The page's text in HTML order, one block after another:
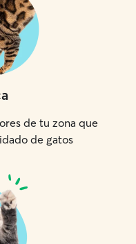
de tu zona que
de gatos